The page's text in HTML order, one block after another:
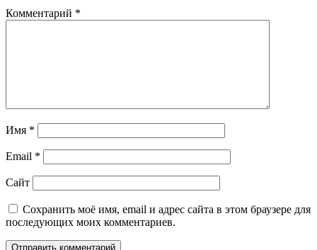
Комментарий *
Имя *
Email *
Сайт
Сохранить моё имя, email и адрес сайта в этом браузере для
последующих моих комментариев.